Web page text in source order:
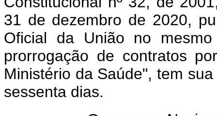
31 de dezembro de 2020,
Oficial da União no
prorrogação de contratos
Ministério da Saúde", tem
sessenta dias.